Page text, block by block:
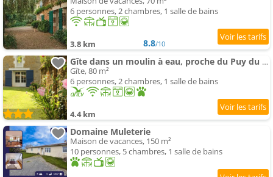
6 personnes, 2 chambres, 1 salle de bains
3.8 km 8.8/10
Gîte dans un moulin à eau, proche du Puy du Fou
Gîte, 80 m²
6 personnes, 2 chambres, 1 salle de bains
4.4 km
Domaine Muleterie
Maison de vacances, 150 m²
10 personnes, 5 chambres, 1 salle de bains